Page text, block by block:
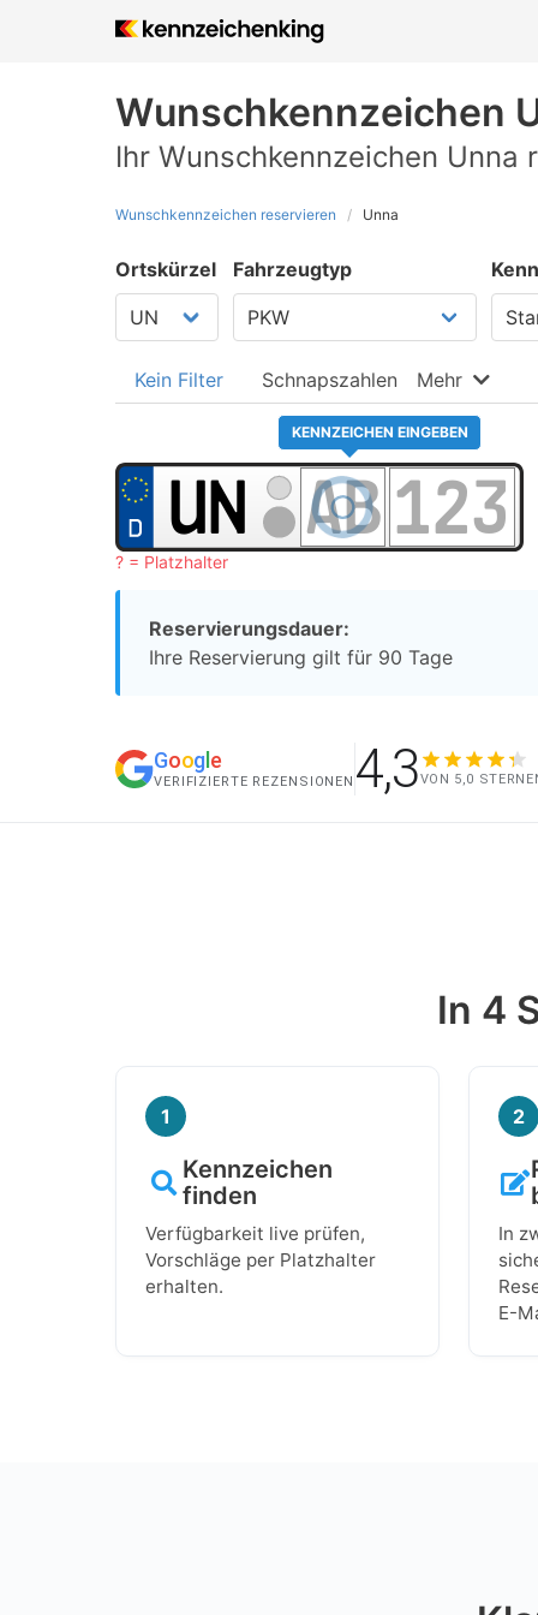
Wunschkennzeichen
Ihr Wunschkennzeichen
Wunschkennzeichen reservieren Unna
Ortskürzel Fahrzeugtyp
Kein Filter Schnapszahlen Mehr
KENNZEICHEN EINGEBEN
? = Platzhalter
Reservierungsdauer:
Ihre Reservierung gilt für 90 Tage
Goog e
VERIFIZIERTE REZENSIONEN 4,3VON 5,0
In 4
1
Kennzeichen
finden
Verfügbarkeit live prüfen,
Vorschläge per Platzhalter
erhalten.
2
In
E-